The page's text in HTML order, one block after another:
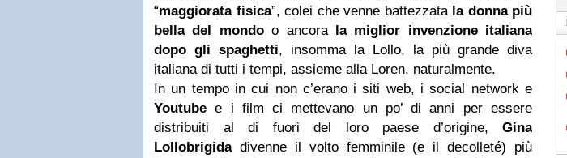
“maggiorata fisica”, colei che venne battezzata la donna più
bella del mondoo ancorala miglior invenzione italiana
dopo gli spaghetti, insomma la Lollo, la più grande diva
italiana di tutti i tempi, assieme alla Loren, naturalmente.
In un tempo in cui non c’erano i siti web, i social network e
Youtube e i film ci mettevano un po’ di anni per essere
distribuiti al di fuori del loro paese d’origine, Gina
Lollobrigidadivenne il volto femminile (e il decolleté) più